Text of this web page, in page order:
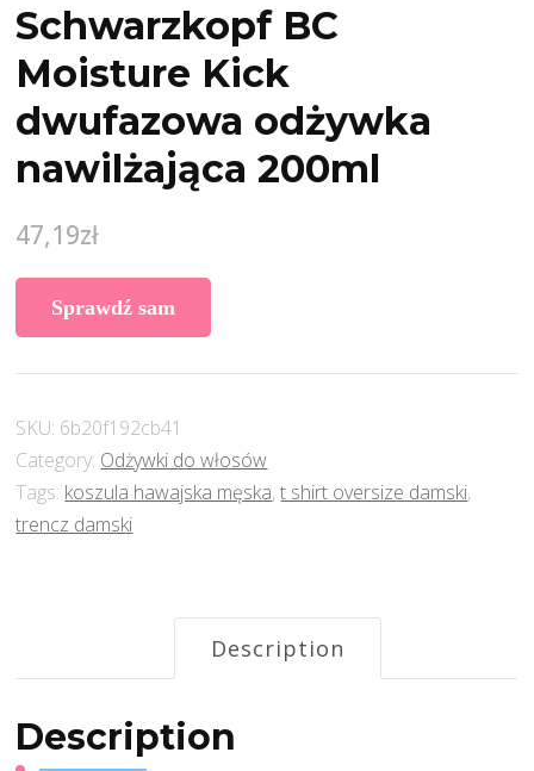
Schwarzkopf BC
Moisture Kick
dwufazowa odżywka
nawilżająca 200ml
47,19zł
Sprawdź sam
SKU: 6b20f192cb41
Category: Odżywki do włosów
Tags: koszula hawajska męska,t shirt oversize damski,
trencz damski
Description
Description